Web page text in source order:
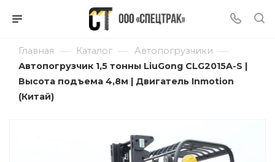
Главная — Каталог — Автопогрузчики —
Автопогрузчик 1,5 тонны LiuGong CLG2015A-S |
Высота подъема 4,8м | Двигатель Inmotion
(Китай)